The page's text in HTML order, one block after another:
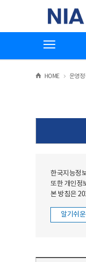
한국지능정보
HOME >운영정
한국지능정
또한 개인정
본 방침은
알기쉬